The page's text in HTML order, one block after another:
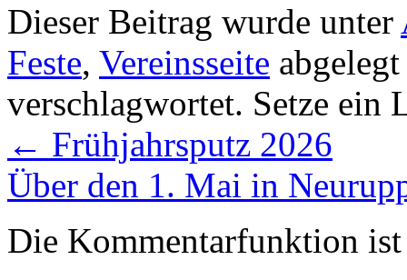
Dieser Beitrag wurde unter
Feste, Vereinsseite
verschlagwortet. Setze ein
← Frühjahrsputz 2026
Über den 1. Mai in
Die Kommentarfunktion ist